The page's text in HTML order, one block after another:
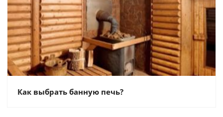
Как выбрать банную печь?